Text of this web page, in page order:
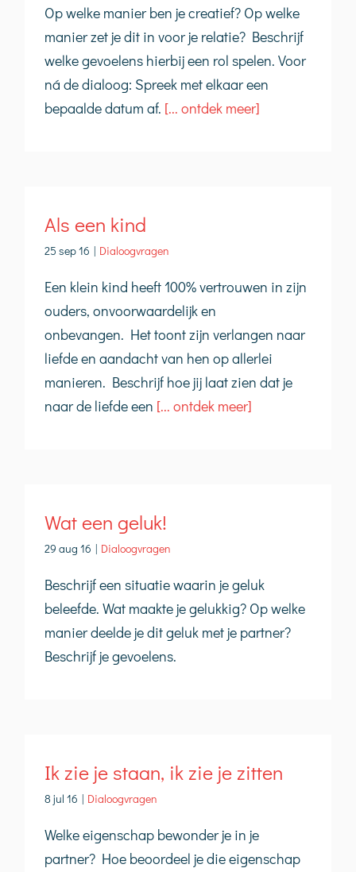
Op welke manier ben je creatief? Op welke
manier zet je dit in voor je relatie? Beschrijf
welke gevoelens hierbij een rol spelen. Voor
ná de dialoog: Spreek met elkaar een
bepaalde datum af. [... ontdek meer]
Als een kind
25 sep 16 | Dialoogvragen
Een klein kind heeft 100% vertrouwen in zijn
ouders, onvoorwaardelijk en
onbevangen. Het toont zijn verlangen naar
liefde en aandacht van hen op allerlei
manieren. Beschrijf hoe jij laat zien dat je
naar de liefde een [... ontdek meer]
Wat een geluk!
29 aug 16 | Dialoogvragen
Beschrijf een situatie waarin je geluk
beleefde. Wat maakte je gelukkig? Op welke
manier deelde je dit geluk met je partner?
Beschrijf je gevoelens.
Ik zie je staan, ik zie je zitten
8 jul 16 | Dialoogvragen
Welke eigenschap bewonder je in je
partner? Hoe beoordeel je die eigenschap